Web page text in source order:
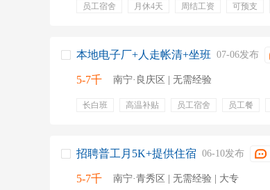
员工宿舍 月休4天 周结工资 可预支
本地电子厂+人走帐清+坐班 07-06发布
5-7千 南宁·良庆区 | 无需经验
长白班 高温补贴 员工宿舍 员工餐
招聘普工月5K+提供住宿 06-10发布
5-7千 南宁·青秀区 | 无需经验 | 大专